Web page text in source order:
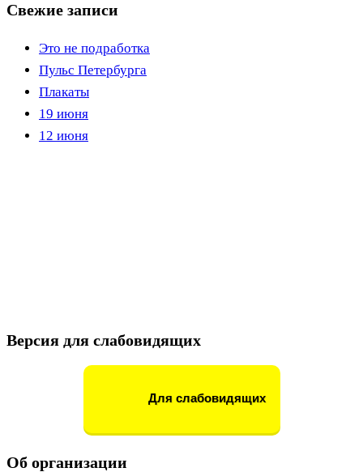
Свежие записи
Это не подработка
Пульс Петербурга
Плакаты
19 июня
12 июня
Версия для слабовидящих
Для слабовидящих
Об организации